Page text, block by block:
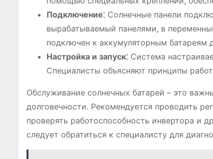
Подключение⁚ Солнечные панели
вырабатываемый панелями, в
подключен к аккумуляторным батареям
Настройка и запуск⁚ Система
Специалисты объясняют принципы
Обслуживание солнечных батарей – это
долговечности. Рекомендуется проводить
проверять работоспособность инвертора и
следует обратиться к специалисту для